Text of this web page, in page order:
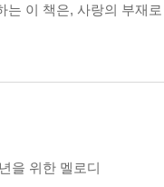
는 이 책은, 사랑의 부재
을 위한 멜로디